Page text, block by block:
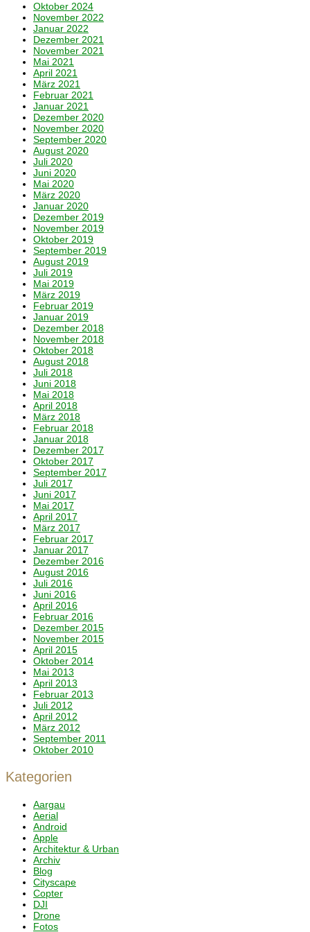
Oktober 2024
November 2022
Januar 2022
Dezember 2021
November 2021
Mai 2021
April 2021
März 2021
Februar 2021
Januar 2021
Dezember 2020
November 2020
September 2020
August 2020
Juli 2020
Juni 2020
Mai 2020
März 2020
Januar 2020
Dezember 2019
November 2019
Oktober 2019
September 2019
August 2019
Juli 2019
Mai 2019
März 2019
Februar 2019
Januar 2019
Dezember 2018
November 2018
Oktober 2018
August 2018
Juli 2018
Juni 2018
Mai 2018
April 2018
März 2018
Februar 2018
Januar 2018
Dezember 2017
Oktober 2017
September 2017
Juli 2017
Juni 2017
Mai 2017
April 2017
März 2017
Februar 2017
Januar 2017
Dezember 2016
August 2016
Juli 2016
Juni 2016
April 2016
Februar 2016
Dezember 2015
November 2015
April 2015
Oktober 2014
Mai 2013
April 2013
Februar 2013
Juli 2012
April 2012
März 2012
September 2011
Oktober 2010
Kategorien
Aargau
Aerial
Android
Apple
Architektur & Urban
Archiv
Blog
Cityscape
Copter
DJI
Drone
Fotos